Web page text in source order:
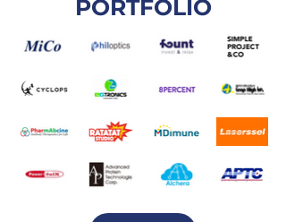
PORTFOLIO